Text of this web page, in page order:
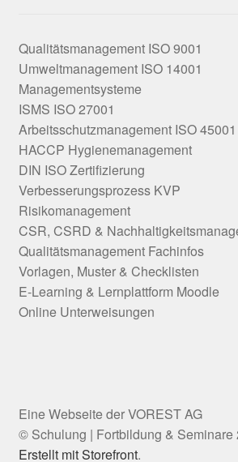
Qualitätsmanagement ISO 9001
Umweltmanagement ISO 14001
Managementsysteme
ISMS ISO 27001
Arbeitsschutzmanagement ISO 45001
HACCP Hygienemanagement
DIN ISO Zertifizierung
Verbesserungsprozess KVP
Risikomanagement
CSR, CSRD &
Qualitätsmanagement Fachinfos
Vorlagen, Muster & Checklisten
E-Learning & Lernplattform Moodle
Online Unterweisungen
© Schulung | Fortbildung & Seminare
Erstellt mit Storefront.